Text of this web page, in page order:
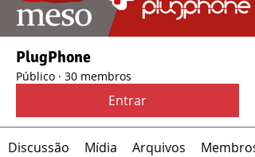
PlugPhone
Público · 30 membros
Entrar
Discussão Mídia Arquivos Membros